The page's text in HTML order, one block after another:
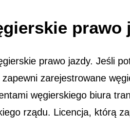
prawo
prawo jazdy. Jeśli
zarejestrowane
węgierskiego biura
rządu. Licencja, którą